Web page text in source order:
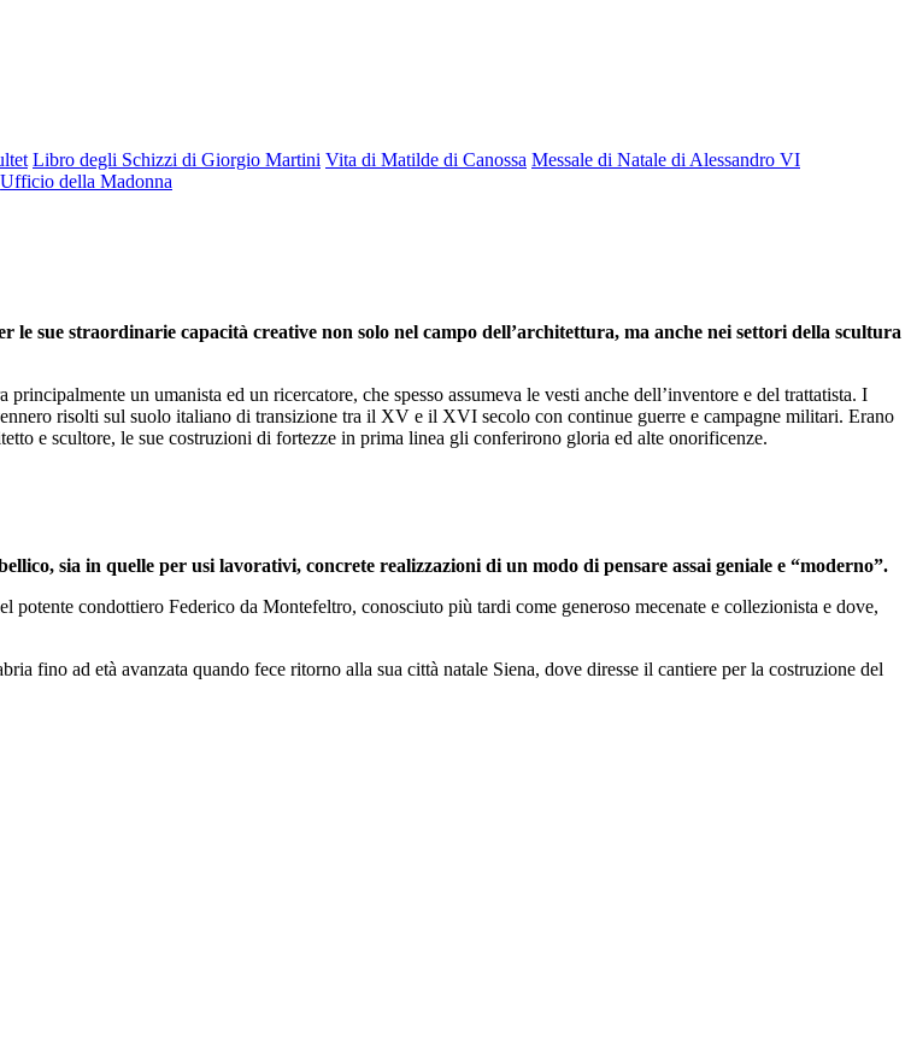
Libro degli Schizzi di Giorgio Martini Vita di Matilde di Canossa Messale di Natale di Alessandro VI
Ufficio della Madonna
sue straordinarie capacità creative non solo nel campo dell’architettura, ma anche nei settori della scultura
un umanista ed un ricercatore, che spesso assumeva le vesti anche dell’inventore e del trattatista. I
risolti sul suolo italiano di transizione tra il XV e il XVI secolo con continue guerre e campagne militari. Erano
e scultore, le sue costruzioni di fortezze in prima linea gli conferirono gloria ed alte onorificenze.
sia in quelle per usi lavorativi, concrete realizzazioni di un modo di pensare assai geniale e “moderno”.
condottiero Federico da Montefeltro, conosciuto più tardi come generoso mecenate e collezionista e dove,
fino ad età avanzata quando fece ritorno alla sua città natale Siena, dove diresse il cantiere per la costruzione del